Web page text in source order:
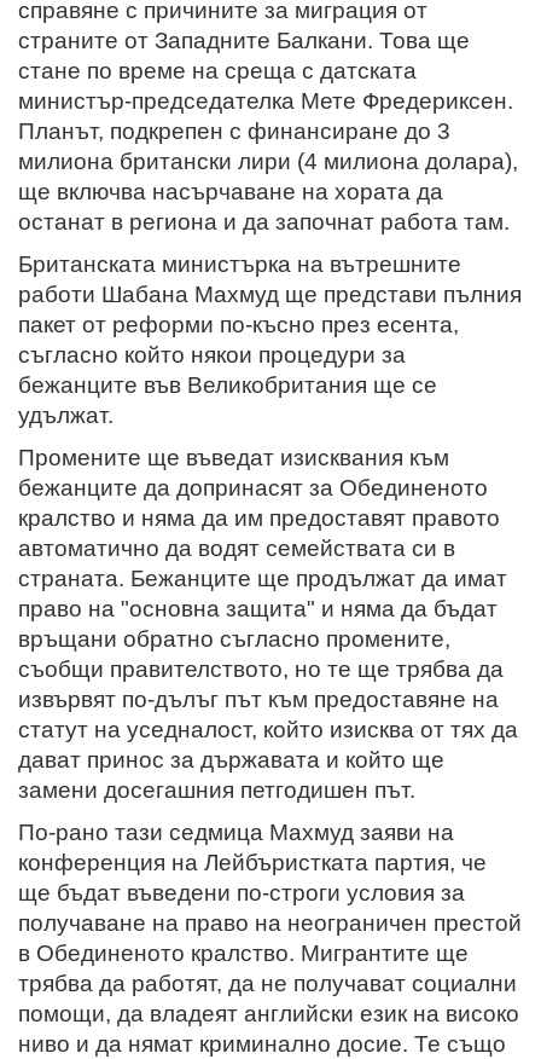
справяне с причините за миграция от
страните от Западните Балкани. Това ще
стане по време на среща с датската
министър-председателка Мете Фредериксен.
Планът, подкрепен с финансиране до 3
милиона британски лири (4 милиона долара),
ще включва насърчаване на хората да
останат в региона и да започнат работа там.
Британската министърка на вътрешните
работи Шабана Махмуд ще представи пълния
пакет от реформи по-късно през есента,
съгласно който някои процедури за
бежанците във Великобритания ще се
удължат.
Промените ще въведат изисквания към
бежанците да допринасят за Обединеното
кралство и няма да им предоставят правото
автоматично да водят семействата си в
страната. Бежанците ще продължат да имат
право на "основна защита" и няма да бъдат
връщани обратно съгласно промените,
съобщи правителството, но те ще трябва да
извървят по-дълъг път към предоставяне на
статут на уседналост, който изисква от тях да
дават принос за държавата и който ще
замени досегашния петгодишен път.
По-рано тази седмица Махмуд заяви на
конференция на Лейбъристката партия, че
ще бъдат въведени по-строги условия за
получаване на право на неограничен престой
в Обединеното кралство. Мигрантите ще
трябва да работят, да не получават социални
помощи, да владеят английски език на високо
ниво и да нямат криминално досие. Те също